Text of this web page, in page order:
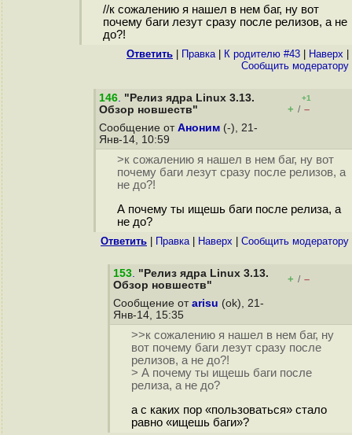
//к сожалению я нашел в нем баг, ну вот
почему баги лезут сразу после релизов, а не
до?!
Ответить Правка| К родителю #43 Наверх
Cообщить модератору
146. "Релиз ядра Linux 3.13.
Обзор новшеств"
+1
+ / –
Сообщение от Аноним (-), 21-
Янв-14, 10:59
>к сожалению я нашел в нем баг, ну вот
почему баги лезут сразу после релизов, а
не до?!
А почему ты ищешь баги после релиза, а
не до?
Ответить Правка| Наверх Cообщить модератору
153. "Релиз ядра Linux 3.13.
Обзор новшеств"
+ / –
Сообщение от arisu (ok), 21-
Янв-14, 15:35
>>к сожалению я нашел в нем баг, ну
вот почему баги лезут сразу после
релизов, а не до?!
> А почему ты ищешь баги после
релиза, а не до?
а с каких пор «пользоваться» стало
равно «ищешь баги»?